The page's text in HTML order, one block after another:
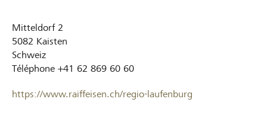
Mitteldorf 2
5082 Kaisten
Schweiz
Téléphone +41 62 869 60 60
https://www.raiffeisen.ch/regio-laufenburg